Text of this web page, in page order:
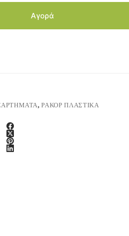
Αγορά
,ΡΑΚΟΡ ΠΛΑΣΤΙΚΑ